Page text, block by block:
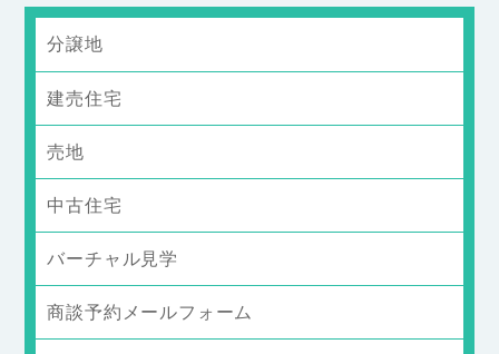
分譲地
建売住宅
売地
中古住宅
バーチャル見学
商談予約メールフォーム